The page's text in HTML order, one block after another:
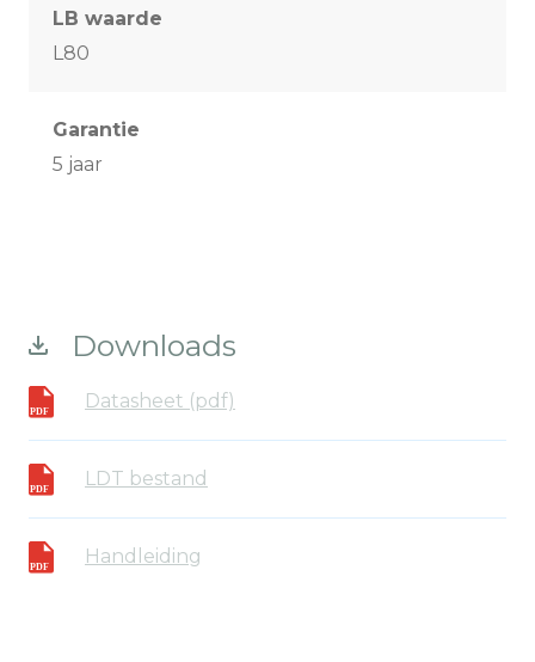
LB waarde
L80
Garantie
5 jaar
Downloads
Datasheet (pdf)
LDT bestand
Handleiding